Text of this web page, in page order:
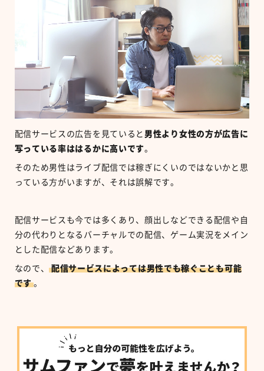
配信サービスの広告を見ていると 男性より女性の方が広告に
写っている率ははるかに高いです。
そのため男性はライブ配信では稼ぎにくいのではないかと思
っている方がいますが、それは誤解です。
配信サービスも今では多くあり、顔出しなどできる配信や自
分の代わりとなるバーチャルでの配信、ゲーム実況をメイン
とした配信などあります。
なので、 配信サービスによっては男性でも稼ぐことも可能
です 。